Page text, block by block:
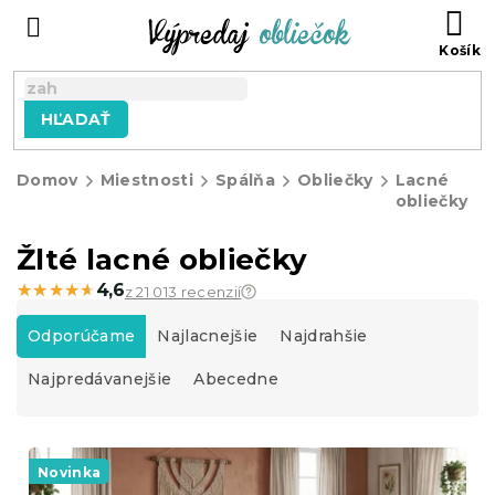
HĽADAŤ
Domov Miestnosti Spálňa Obliečky
Lacné
obliečky
Žlté lacné obliečky
★★★★★
★★★★★ 4,6z 21 013 recenzií
R
a
d
e
e
p
Odporúčame Najlacnejšie Najdrahšie
Najpredávanejšie Abecedne
V
Novinka